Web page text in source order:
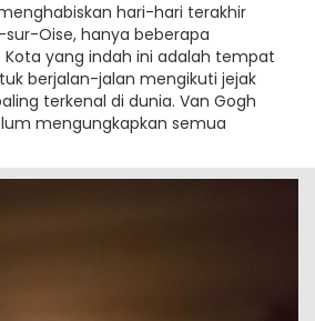
hari-hari terakhir
Oise, hanya beberapa
Kota yang indah ini adalah tempat
berjalan-jalan mengikuti jejak
terkenal di dunia. Van Gogh
mengungkapkan semua